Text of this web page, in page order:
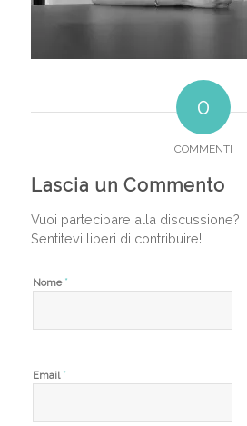
0
COMMENTI
Lascia un Commento
Vuoi partecipare alla discussione?
Sentitevi liberi di contribuire!
Nome *
Email *